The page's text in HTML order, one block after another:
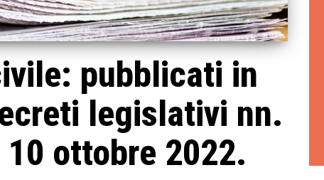
pubblicati in
legislativi nn.
ottobre 2022.